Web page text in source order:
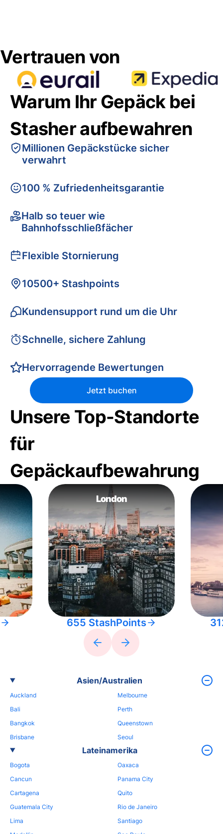
Vertrauen von
Warum Ihr Gepäck bei
Stasher aufbewahren
Millionen Gepäckstücke sicher
verwahrt
100 % Zufriedenheitsgarantie
Halb so teuer wie
Bahnhofsschließfächer
Flexible Stornierung
10500+ Stashpoints
Kundensupport rund um die Uhr
Schnelle, sichere Zahlung
Hervorragende Bewertungen
Jetzt buchen
Unsere Top-Standorte
für
Gepäckaufbewahrung
London
655 StashPoints
Asien/Australien
Auckland
Bali
Bangkok
Brisbane
Melbourne
Perth
Queenstown
Seoul
Lateinamerika
Bogota
Cancun
Cartagena
Guatemala City
Lima
Oaxaca
Panama City
Quito
Rio de Janeiro
Santiago